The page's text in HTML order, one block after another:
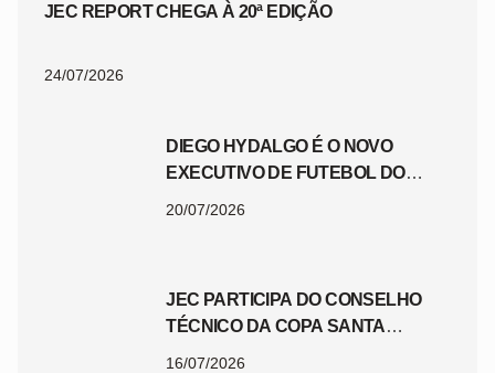
JEC REPORT CHEGA À 20ª EDIÇÃO
24/07/2026
DIEGO HYDALGO É O NOVO
EXECUTIVO DE FUTEBOL DO
20/07/2026
JEC PARTICIPA DO CONSELHO
TÉCNICO DA COPA SANTA
16/07/2026